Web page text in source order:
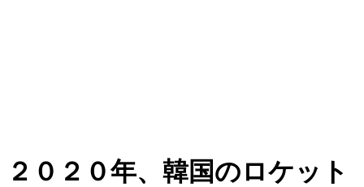
２０２０年、韓国のロケット